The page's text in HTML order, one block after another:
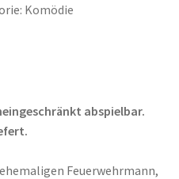
Komödie
abspielbar.
Feuerwehrmann,